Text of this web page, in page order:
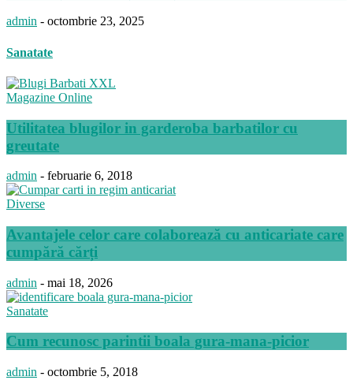
admin - octombrie 23, 2025
Sanatate
Magazine Online
Utilitatea blugilor in garderoba barbatilor cu
greutate
admin - februarie 6, 2018
Diverse
Avantajele celor care colaborează cu anticariate care
cumpără cărți
admin - mai 18, 2026
Sanatate
Cum recunosc parintii boala gura-mana-picior
admin - octombrie 5, 2018